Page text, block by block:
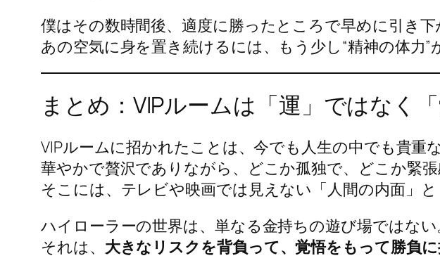
僕はその数時間後、適度に勝ったところで早めに引き下
あの空気に身を置き続けるには、もう少し“精神の体力”
まとめ：VIPルームは「運」ではなく
VIPルームに招かれたことは、今でも人生の中でも貴重
華やかで贅沢でありながら、どこか孤独で、どこか緊張
そこには、テレビや映画では見えない「人間の内面」と
ハイローラーの世界は、単なる金持ちの遊び場ではない
それは、 大きなリスクを背負って、覚悟をもって勝負